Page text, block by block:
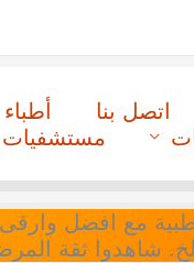
اتصل بنا
مستشفيات
الطبية مع
الخ. شاهدوا ثقة